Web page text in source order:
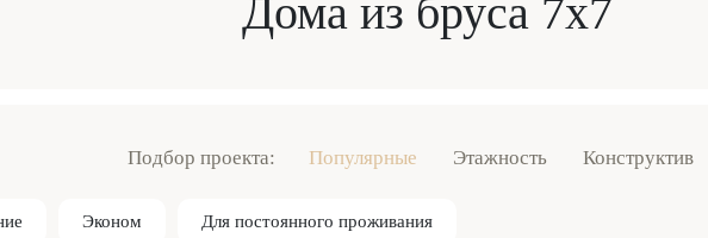
Дома из бруса 7х7
Подбор проекта: Популярные Этажность Конструктив
Эконом Для постоянного проживания